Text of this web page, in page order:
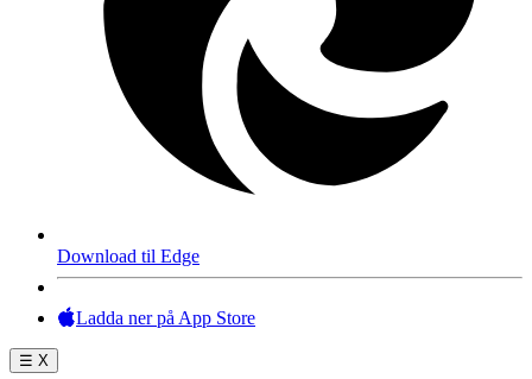
Download til Edge
Ladda ner på App Store
☰ X